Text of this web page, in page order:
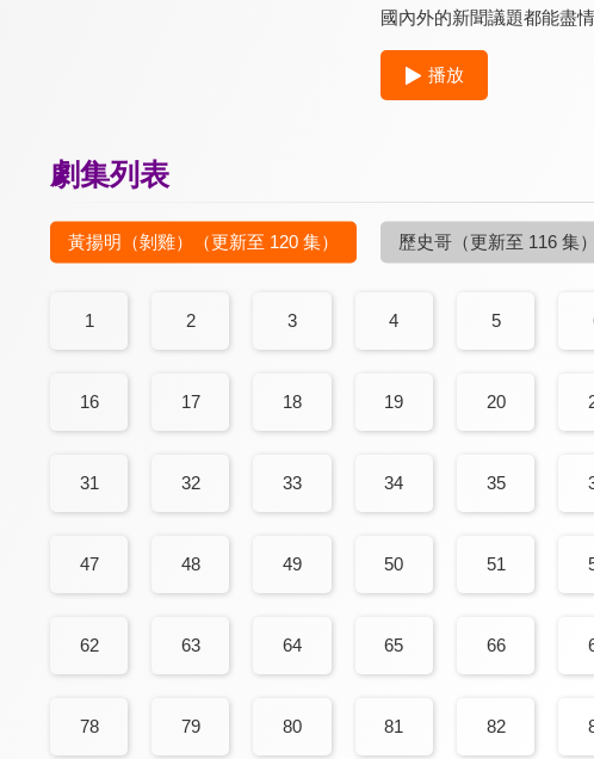
國內外的新聞議題都能盡
播放
劇集列表
黃揚明（剝雞） （更新至 120 集） 歷史哥 （更新至 116 集）
1 2 3 4 5
16 17 18 19 20
31 32 33 34 35
47 48 49 50 51
62 63 64 65 66
78 79 80 81 82